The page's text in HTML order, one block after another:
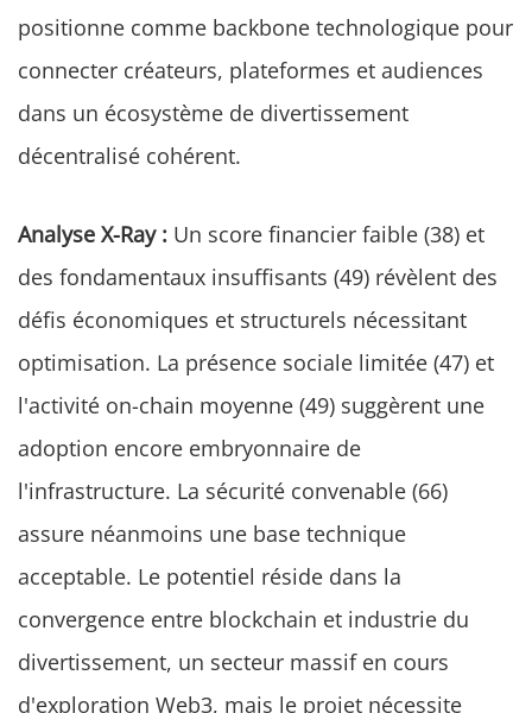
positionne comme backbone technologique pour
connecter créateurs, plateformes et audiences
dans un écosystème de divertissement
décentralisé cohérent.
Analyse X-Ray : Un score financier faible (38) et
des fondamentaux insuffisants (49) révèlent des
défis économiques et structurels nécessitant
optimisation. La présence sociale limitée (47) et
l'activité on-chain moyenne (49) suggèrent une
adoption encore embryonnaire de
l'infrastructure. La sécurité convenable (66)
assure néanmoins une base technique
acceptable. Le potentiel réside dans la
convergence entre blockchain et industrie du
divertissement, un secteur massif en cours
d'exploration Web3, mais le projet nécessite